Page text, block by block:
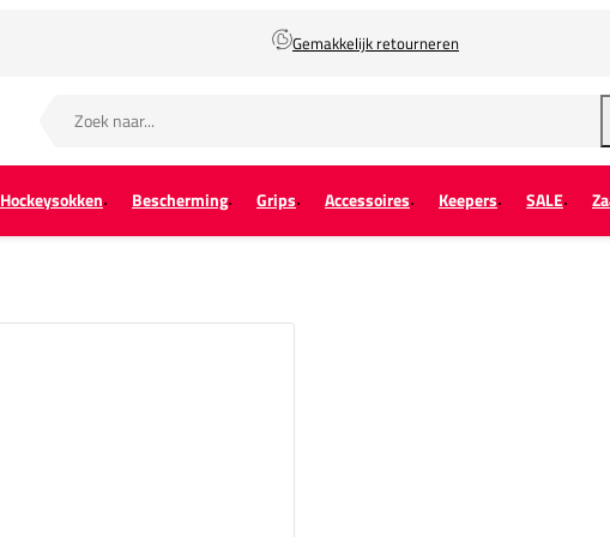
Gemakkelijk retourneren
Hockeysokken Bescherming Grips Accessoires Keepers SALE